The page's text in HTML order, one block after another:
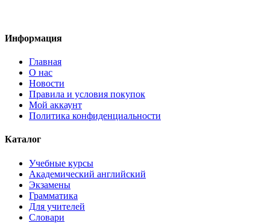
Информация
Главная
О нас
Новости
Правила и условия покупок
Мой аккаунт
Политика конфиденциальности
Каталог
Учебные курсы
Академический английский
Экзамены
Грамматика
Для учителей
Словари